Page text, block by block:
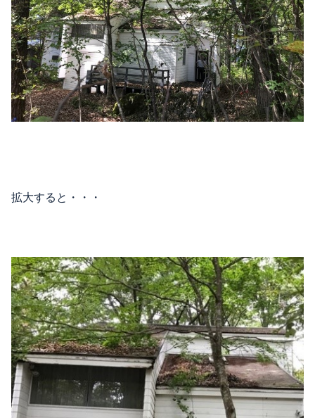
拡大すると・・・